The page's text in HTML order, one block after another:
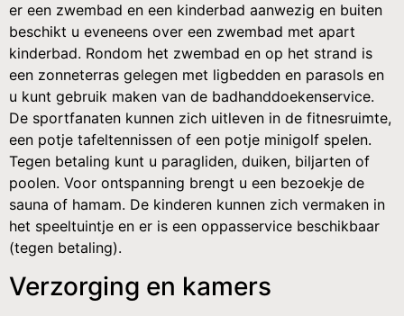
er een zwembad en een kinderbad aanwezig en buiten
beschikt u eveneens over een zwembad met apart
kinderbad. Rondom het zwembad en op het strand is
een zonneterras gelegen met ligbedden en parasols en
u kunt gebruik maken van de badhanddoekenservice.
De sportfanaten kunnen zich uitleven in de fitnesruimte,
een potje tafeltennissen of een potje minigolf spelen.
Tegen betaling kunt u paragliden, duiken, biljarten of
poolen. Voor ontspanning brengt u een bezoekje de
sauna of hamam. De kinderen kunnen zich vermaken in
het speeltuintje en er is een oppasservice beschikbaar
(tegen betaling).
Verzorging en kamers